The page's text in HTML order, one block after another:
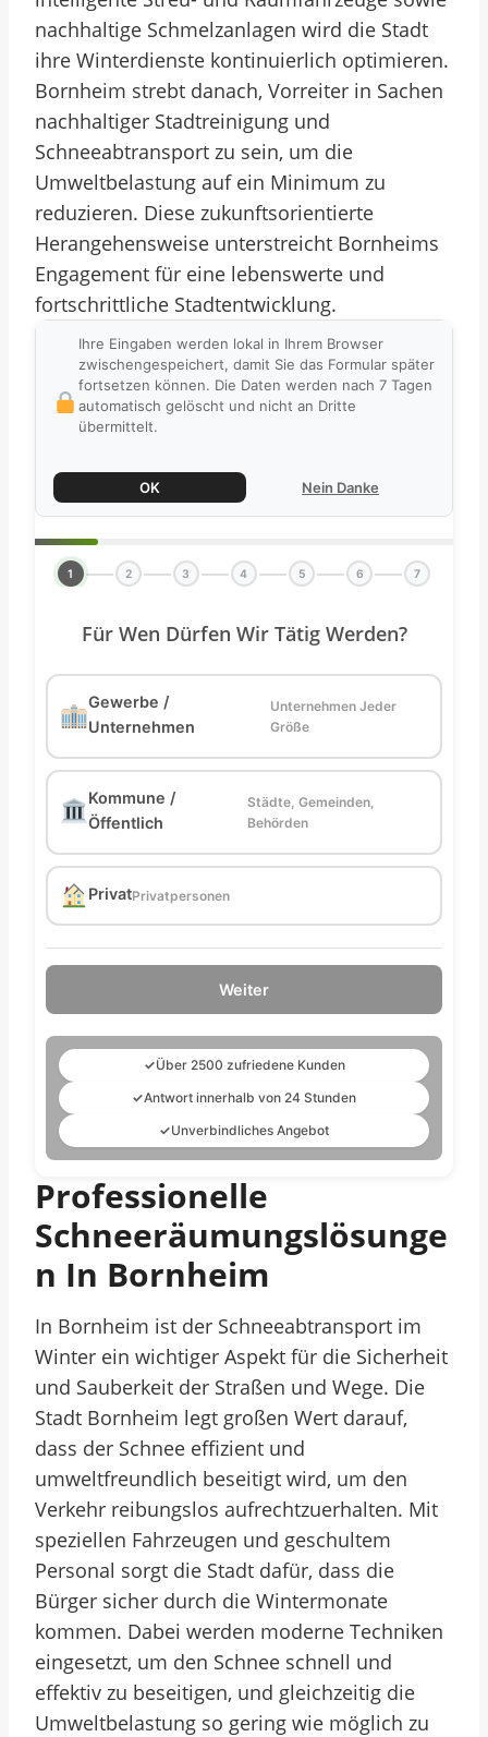
nachhaltige Schmelzanlagen wird die Stadt
ihre Winterdienste kontinuierlich optimieren.
Bornheim strebt danach, Vorreiter in Sachen
nachhaltiger Stadtreinigung und
Schneeabtransport zu sein, um die
Umweltbelastung auf ein Minimum zu
reduzieren. Diese zukunftsorientierte
Herangehensweise unterstreicht Bornheims
Engagement für eine lebenswerte und
fortschrittliche Stadtentwicklung.
Ihre Eingaben werden lokal in Ihrem Browser
zwischengespeichert, damit Sie das Formular später
fortsetzen können. Die Daten werden nach 7 Tagen
automatisch gelöscht und nicht an Dritte
übermittelt.
OK Nein Danke
1 2 3 4 5 6 7
Für Wen Dürfen Wir Tätig Werden?
Gewerbe /
Unternehmen
Unternehmen Jeder
Größe
Kommune /
Öffentlich
Städte, Gemeinden,
Behörden
PrivatPrivatpersonen
Weiter
✓Über 2500 zufriedene Kunden
✓Antwort innerhalb von 24 Stunden
✓Unverbindliches Angebot
Professionelle
Schneeräumungslösunge
N In Bornheim
In Bornheim ist der Schneeabtransport im
Winter ein wichtiger Aspekt für die Sicherheit
und Sauberkeit der Straßen und Wege. Die
Stadt Bornheim legt großen Wert darauf,
dass der Schnee effizient und
umweltfreundlich beseitigt wird, um den
Verkehr reibungslos aufrechtzuerhalten. Mit
speziellen Fahrzeugen und geschultem
Personal sorgt die Stadt dafür, dass die
Bürger sicher durch die Wintermonate
kommen. Dabei werden moderne Techniken
eingesetzt, um den Schnee schnell und
effektiv zu beseitigen, und gleichzeitig die
Umweltbelastung so gering wie möglich zu